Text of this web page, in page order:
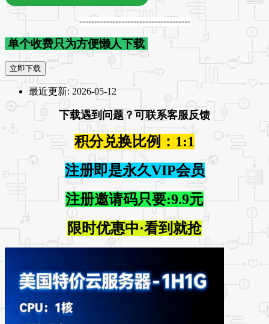
-------------------------------------
单个收费只为方便懒人下载
立即下载
最近更新: 2026-05-12
下载遇到问题？可联系客服反馈
积分兑换比例：1:1
注册即是永久VIP会员
注册邀请码只要:9.9元
限时优惠中·看到就抢